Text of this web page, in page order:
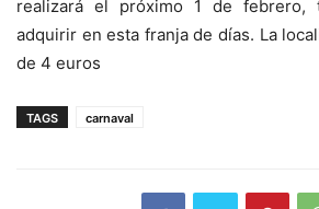
realizará el próximo 1 de febrero,
adquirir en esta franja de días. La
de 4 euros
TAGS carnaval